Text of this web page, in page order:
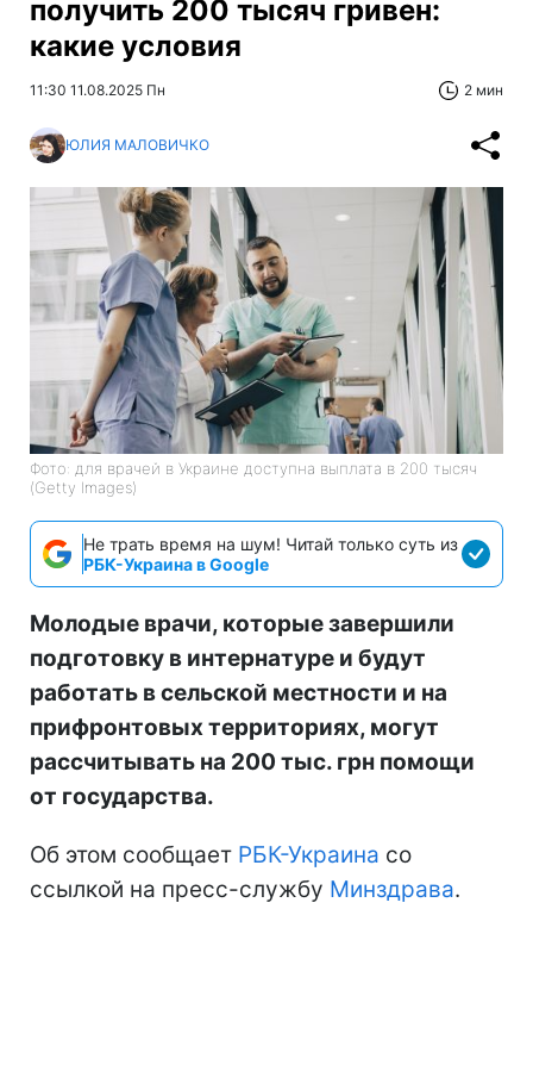
получить 200 тысяч гривен:
какие условия
11:30 11.08.2025 Пн 2 мин
ЮЛИЯ МАЛОВИЧКО
Фото: для врачей в Украине доступна выплата в 200 тысяч
(Getty Images)
Не трать время на шум! Читай только суть из
РБК-Украина в Google
Молодые врачи, которые завершили
подготовку в интернатуре и будут
работать в сельской местности и на
прифронтовых территориях, могут
рассчитывать на 200 тыс. грн помощи
от государства.
Об этом сообщает РБК-Украина со
ссылкой на пресс-службу Минздрава.